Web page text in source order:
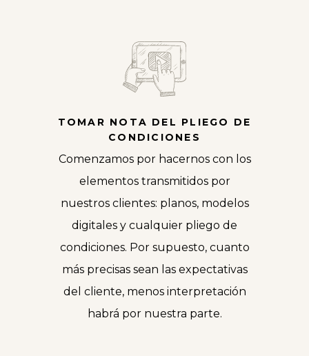
TOMAR NOTA DEL PLIEGO DE
CONDICIONES
Comenzamos por hacernos con los
elementos transmitidos por
nuestros clientes: planos, modelos
digitales y cualquier pliego de
condiciones. Por supuesto, cuanto
más precisas sean las expectativas
del cliente, menos interpretación
habrá por nuestra parte.